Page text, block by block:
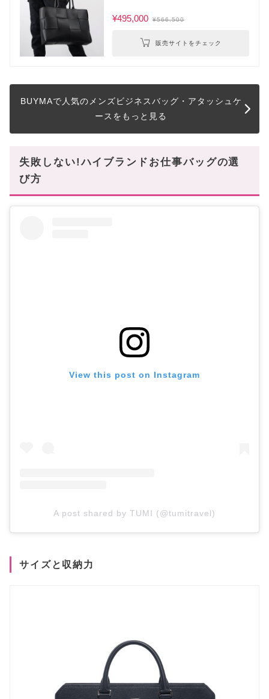
¥495,000 ¥566,500
販売サイトをチェック
BUYMAで人気のメンズビジネスバッグ・アタッシュケ
ースをもっと見る
失敗しない!ハイブランドお仕事バッグの選
び方
View this post on Instagram
A post shared by TUMI (@tumitravel)
サイズと収納力